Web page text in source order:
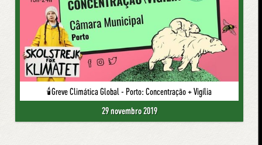
🕯Greve Climática Global - Porto: Concentração + Vigília
29 novembro 2019